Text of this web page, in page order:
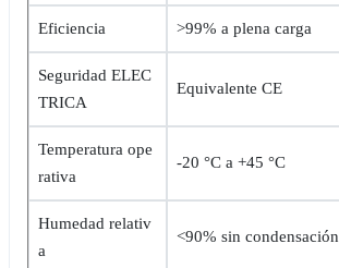
Eficiencia >99% a plena carga
Seguridad ELEC
TRICA
Equivalente CE
Temperatura ope
rativa
-20 °C a +45 °C
Humedad relativ
a
<90% sin condensación